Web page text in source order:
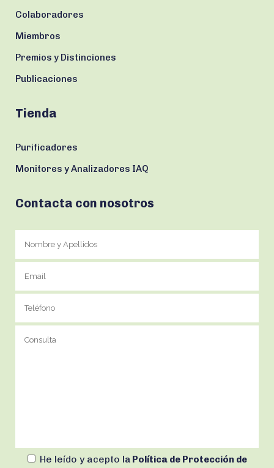
Colaboradores
Miembros
Premios y Distinciones
Publicaciones
Tienda
Purificadores
Monitores y Analizadores IAQ
Contacta con nosotros
He leído y acepto la Política de Protección de